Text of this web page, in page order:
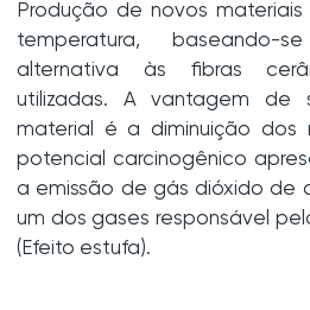
Produção de novos
temperatura, baseando-
alternativa às fibras
utilizadas. A vantagem de
material é a diminuição dos
potencial carcinogênico
a emissão de gás dióxido de
um dos gases responsável
(Efeito estufa).